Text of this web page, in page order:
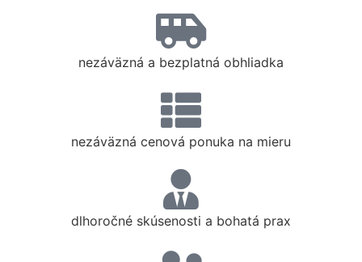
nezáväzná a bezplatná obhliadka
nezáväzná cenová ponuka na mieru
dlhoročné skúsenosti a bohatá prax